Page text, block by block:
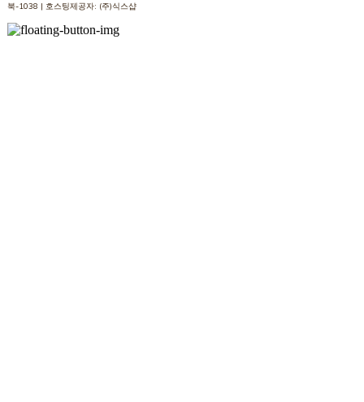
북-1038 | 호스팅제공자: (주)식스샵